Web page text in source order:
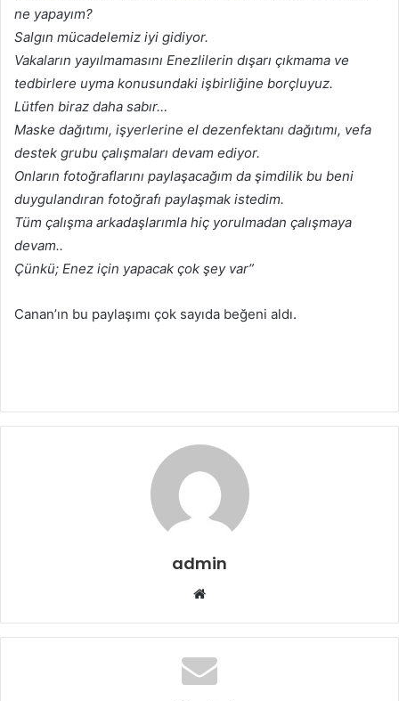
ne yapayım?
Salgın mücadelemiz iyi gidiyor.
Vakaların yayılmamasını Enezlilerin dışarı çıkmama ve
tedbirlere uyma konusundaki işbirliğine borçluyuz.
Lütfen biraz daha sabır…
Maske dağıtımı, işyerlerine el dezenfektanı dağıtımı, vefa
destek grubu çalışmaları devam ediyor.
Onların fotoğraflarını paylaşacağım da şimdilik bu beni
duygulandıran fotoğrafı paylaşmak istedim.
Tüm çalışma arkadaşlarımla hiç yorulmadan çalışmaya
devam..
Çünkü; Enez için yapacak çok şey var”
Canan’ın bu paylaşımı çok sayıda beğeni aldı.
admin
Web